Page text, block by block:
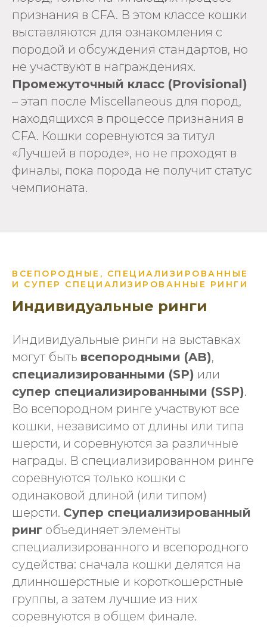
признания в CFA. В этом классе кошки
выставляются для ознакомления с
породой и обсуждения стандартов, но
не участвуют в награждениях.
Промежуточный класс (Provisional)
– этап после Miscellaneous для пород,
находящихся в процессе признания в
CFA. Кошки соревнуются за титул
«Лучшей в породе», но не проходят в
финалы, пока порода не получит статус
чемпионата.
ВСЕПОРОДНЫЕ, СПЕЦИАЛИЗИРОВАННЫЕ
И СУПЕР СПЕЦИАЛИЗИРОВАННЫЕ РИНГИ
Индивидуальные ринги
Индивидуальные ринги на выставках
могут быть всепородными (AB),
специализированными (SP) или
супер специализированными (SSP).
Во всепородном ринге участвуют все
кошки, независимо от длины или типа
шерсти, и соревнуются за различные
награды. В специализированном ринге
соревнуются только кошки с
одинаковой длиной (или типом)
шерсти. Супер специализированный
ринг объединяет элементы
специализированного и всепородного
судейства: сначала кошки делятся на
длинношерстные и короткошерстные
группы, а затем лучшие из них
соревнуются в общем финале.